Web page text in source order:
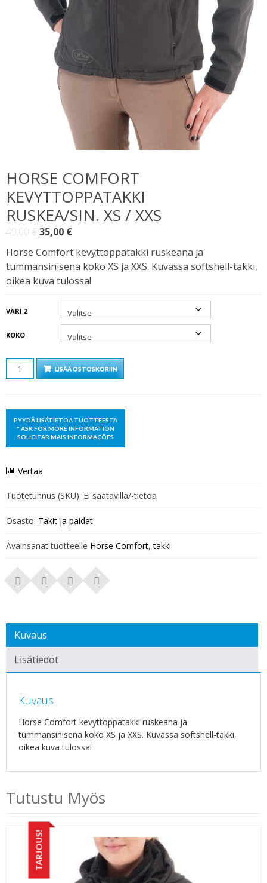
HORSE COMFORT
KEVYTTOPPATAKKI
RUSKEA/SIN. XS / XXS
49,00€Alkuperäinen
hinta
oli:
49,00 €.
35,00 €Nykyinen
hinta
on:
35,00 €.
Horse Comfort kevyttoppatakki ruskeana ja
tummansinisenä koko XS ja XXS. Kuvassa softshell-takki,
oikea kuva tulossa!
VÄRI 2
KOKO
LISÄÄ OSTOSKORIIN
Vertaa
Tuotetunnus (SKU): Ei saatavilla/-tietoa
Osasto: Takit ja paidat
Avainsanat tuotteelle Horse Comfort,takki
Kuvaus
Lisätiedot
Kuvaus
Horse Comfort kevyttoppatakki ruskeana ja
tummansinisenä koko XS ja XXS. Kuvassa softshell-takki,
oikea kuva tulossa!
Tutustu Myös
TARJOUS!